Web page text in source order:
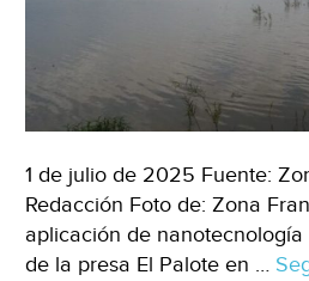
1 de julio de 2025 Fuente:
Redacción Foto de: Zona
aplicación de
de la presa El Palote en …